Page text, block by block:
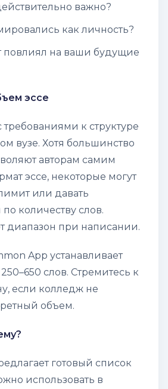
важно?
как личность?
повлиял на ваши будущие
эссе
требованиями к структуре
вузе. Хотя большинство
авторам самим
эссе, некоторые могут
или давать
количеству слов.
диапазон при написании.
App устанавливает
слов. Стремитесь к
если колледж не
объем.
готовый список
использовать в